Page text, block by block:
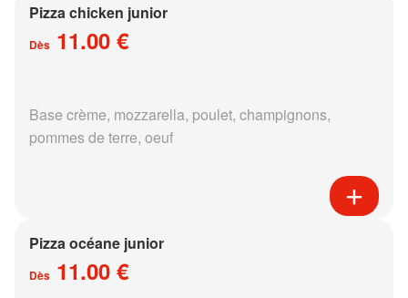
Pizza chicken junior
Dès 11.00 €
Base crème, mozzarella, poulet, champignons,
pommes de terre, oeuf
Pizza océane junior
Dès 11.00 €